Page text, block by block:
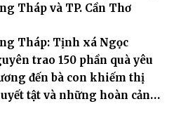
Tháp và TP. Cần Thơ
Tháp: Tịnh xá Ngọc
trao 150 phần quà yêu
đến bà con khiếm thị
tật và những hoàn cảnh